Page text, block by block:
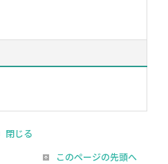
閉じる
このページの先頭へ